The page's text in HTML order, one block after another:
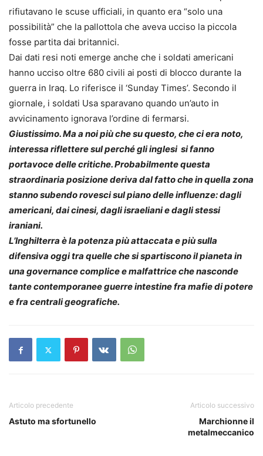
rifiutavano le scuse ufficiali, in quanto era “solo una
possibilità” che la pallottola che aveva ucciso la piccola
fosse partita dai britannici.
Dai dati resi noti emerge anche che i soldati americani
hanno ucciso oltre 680 civili ai posti di blocco durante la
guerra in Iraq. Lo riferisce il ‘Sunday Times’. Secondo il
giornale, i soldati Usa sparavano quando un’auto in
avvicinamento ignorava l’ordine di fermarsi.
Giustissimo. Ma a noi più che su questo, che ci era noto,
interessa riflettere sul perché gli inglesi si fanno
portavoce delle critiche. Probabilmente questa
straordinaria posizione deriva dal fatto che in quella zona
stanno subendo rovesci sul piano delle influenze: dagli
americani, dai cinesi, dagli israeliani e dagli stessi
iraniani.
L’Inghilterra è la potenza più attaccata e più sulla
difensiva oggi tra quelle che si spartiscono il pianeta in
una governance complice e malfattrice che nasconde
tante contemporanee guerre intestine fra mafie di potere
e fra centrali geografiche.
Articolo precedente
Astuto ma sfortunello
Articolo successivo
Marchionne il
metalmeccanico